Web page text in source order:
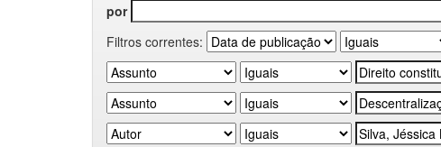
por
Filtros correntes: